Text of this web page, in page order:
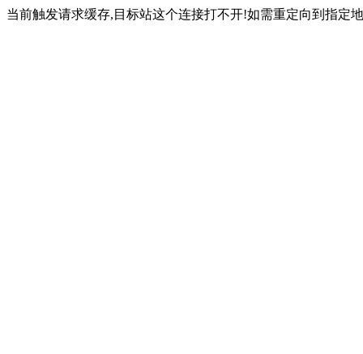
当前触发请求缓存,目标站这个连接打不开!如需重定向到指定